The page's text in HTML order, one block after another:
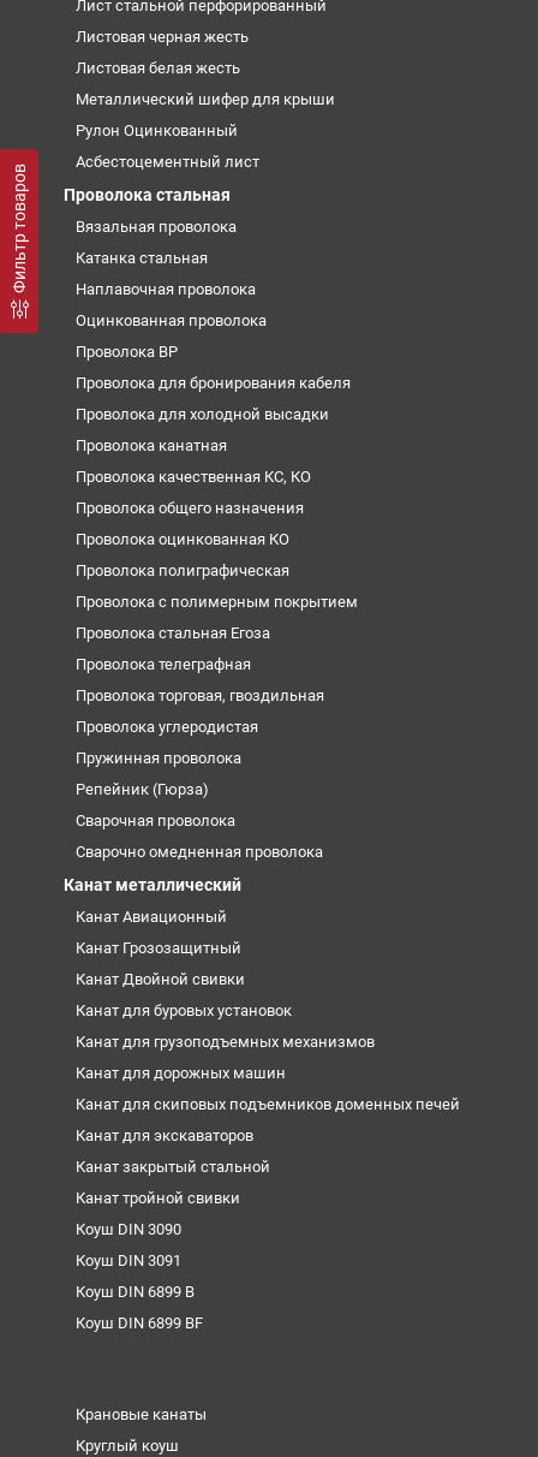
Фильтр товаров
Лист стальной перфорированный
Листовая черная жесть
Листовая белая жесть
Металлический шифер для крыши
Рулон Оцинкованный
Асбестоцементный лист
Проволока стальная
Вязальная проволока
Катанка стальная
Наплавочная проволока
Оцинкованная проволока
Проволока ВР
Проволока для бронирования кабеля
Проволока для холодной высадки
Проволока канатная
Проволока качественная КС, КО
Проволока общего назначения
Проволока оцинкованная КО
Проволока полиграфическая
Проволока с полимерным покрытием
Проволока стальная Егоза
Проволока телеграфная
Проволока торговая, гвоздильная
Проволока углеродистая
Пружинная проволока
Репейник (Гюрза)
Сварочная проволока
Сварочно омедненная проволока
Канат металлический
Канат Авиационный
Канат Грозозащитный
Канат Двойной свивки
Канат для буровых установок
Канат для грузоподъемных механизмов
Канат для дорожных машин
Канат для скиповых подъемников доменных печей
Канат для экскаваторов
Канат закрытый стальной
Канат тройной свивки
Коуш DIN 3090
Коуш DIN 3091
Коуш DIN 6899 B
Коуш DIN 6899 BF
Крановые канаты
Круглый коуш